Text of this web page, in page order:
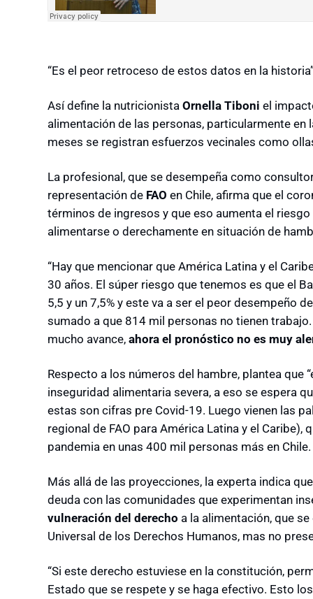
“Es el peor retroceso de estos datos en la
Así define la nutricionista Ornella Tiboni el
alimentación de las personas, particularmente en
meses se registran esfuerzos vecinales como
La profesional, que se desempeña como
representación de FAO en Chile, afirma que el
términos de ingresos y que eso aumenta el
alimentarse o derechamente en situación de
“Hay que mencionar que América Latina y el
30 años. El súper riesgo que tenemos es que el
5,5 y un 7,5% y este va a ser el peor desempeño
sumado a que 814 mil personas no tienen
mucho avance, ahora el pronóstico no es muy
Respecto a los números del hambre, plantea que
inseguridad alimentaria severa, a eso se espera
estas son cifras pre Covid-19. Luego vienen las
regional de FAO para América Latina y el
pandemia en unas 400 mil personas más en Chile.
Más allá de las proyecciones, la experta indica
deuda con las comunidades que experimentan
vulneración del derecho a la alimentación, que
Universal de los Derechos Humanos, mas no
“Si este derecho estuviese en la constitución,
Estado que se respete y se haga efectivo. Esto